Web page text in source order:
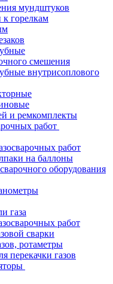
мундштуков
горелкам
смешения
внутрисоплового
и ремкомплекты
работ
работ
на баллоны
оборудования
газа
работ
сварки
ротаметры
перекачки газов